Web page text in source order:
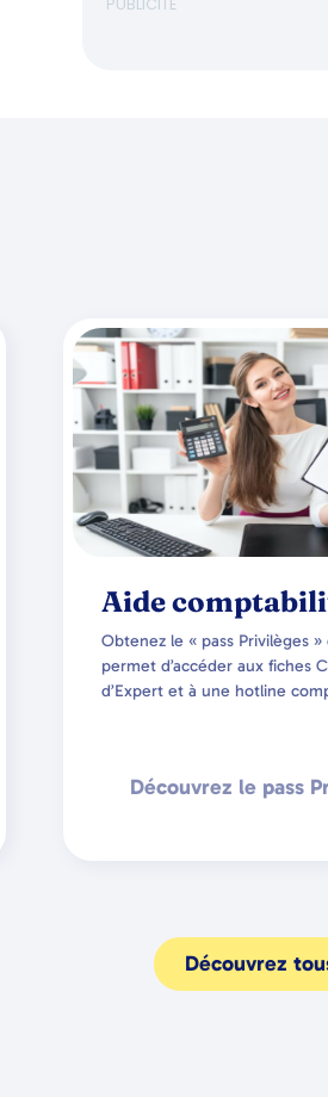
Aide
Obtenez le « pass Privilèges »
permet d’accéder aux fiches
d’Expert et à une hotline
Découvrez le pass
Découvrez